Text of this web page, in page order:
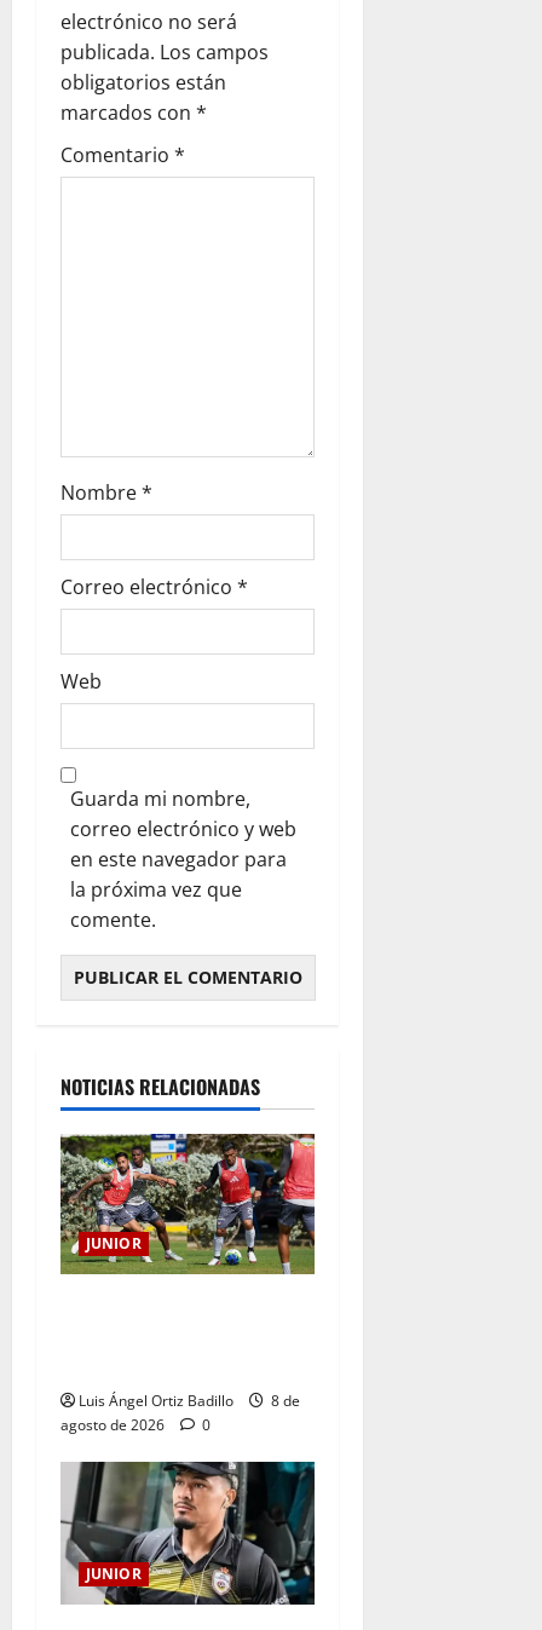
electrónico no será
publicada. Los campos
obligatorios están
marcados con *
Comentario *
Nombre*
Correo electrónico *
Web
Guarda mi nombre,
correo electrónico y web
en este navegador para
la próxima vez que
comente.
NOTICIAS RELACIONADAS
JUNIOR
Luis Ángel Ortiz Badillo
8 de
agosto de 2026
0
JUNIOR